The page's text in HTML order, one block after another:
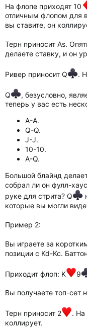
На флопе приходят 10
отличным флопом для
вы ставите, он
Терн приносит As.
делаете ставку, и он
Ривер приносит Q .
Q
, безусловно,
теперь у вас есть
А-А.
Q-Q.
J-J.
10-10.
A-Q.
Большой блайнд
собрал ли он фулл-
руке для стрита? Q
которые вы могли
Пример 2:
Вы играете за
позиции с Kd-Kc.
Приходит флоп: K 9
Вы получаете топ-сет
Терн приносит 2
. На
коллирует.